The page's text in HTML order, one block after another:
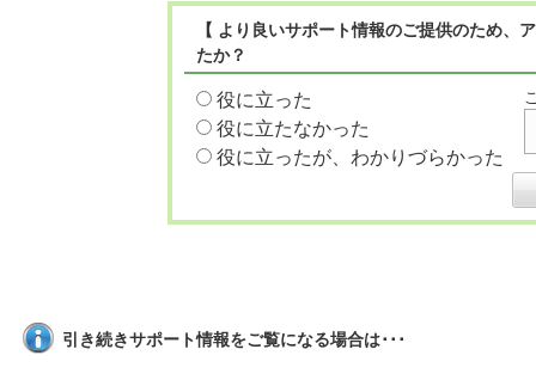
【 より良いサポート情報のご提供のため
たか？
役に立った
役に立たなかった
役に立ったが、わかりづらかった
引き続きサポート情報をご覧になる場合は･･･